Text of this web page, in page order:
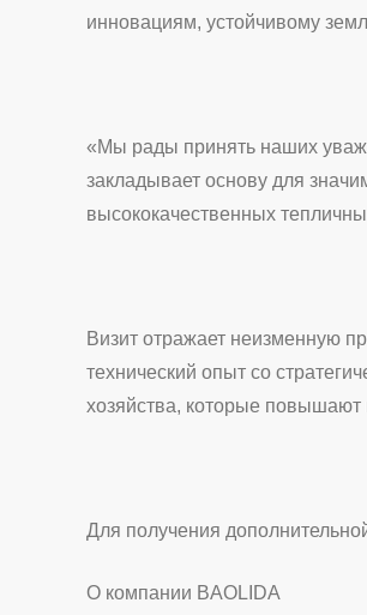
инновациям, устойчивому
«Мы рады принять наших
закладывает основу для
высококачественных
Визит отражает неизменную
технический опыт со
хозяйства, которые повышают
Для получения
О компании BAOLIDA